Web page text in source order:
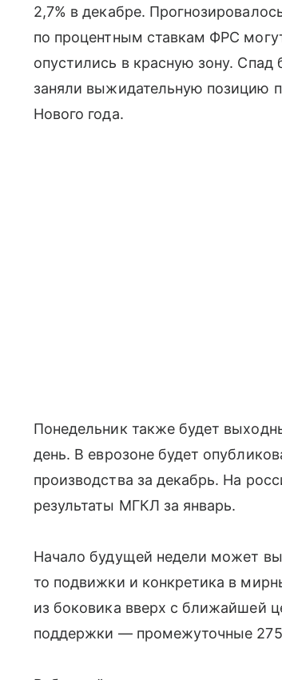
2,7% в декабре.
по процентным ставкам ФРС
опустились в красную зону.
заняли выжидательную позицию
Нового года.
Понедельник также будет
день. В еврозоне будет
производства за декабрь. На
результаты МГКЛ за январь.
Начало будущей недели может
то подвижки и конкретика в
из боковика вверх с ближайшей
поддержки — промежуточные